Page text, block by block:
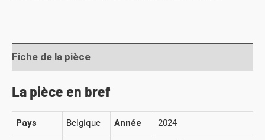
Fiche de la pièce
La pièce en bref
Pays Belgique Année 2024